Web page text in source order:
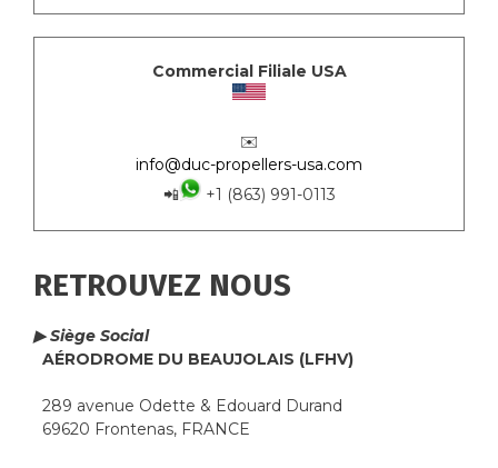
Commercial Filiale USA
✉️
info@duc-propellers-usa.com
📲
+1 (863) 991-0113
RETROUVEZ NOUS
▶ Siège Social
AÉRODROME DU BEAUJOLAIS (LFHV)
289 avenue Odette & Edouard Durand
69620 Frontenas, FRANCE